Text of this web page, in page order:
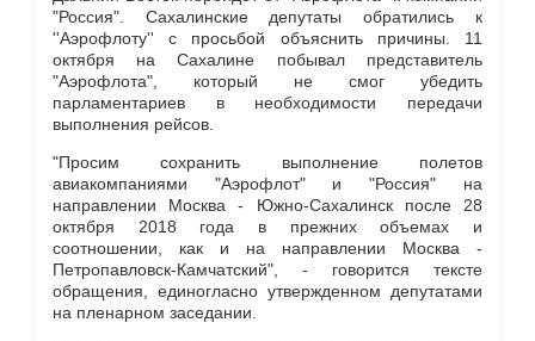
"Россия". Сахалинские депутаты обратились к
''Аэрофлоту'' с просьбой объяснить причины. 11
октября на Сахалине побывал представитель
"Аэрофлота", который не смог убедить
парламентариев в необходимости передачи
выполнения рейсов.
"Просим сохранить выполнение полетов
авиакомпаниями "Аэрофлот" и "Россия" на
направлении Москва - Южно-Сахалинск после 28
октября 2018 года в прежних объемах и
соотношении, как и на направлении Москва -
Петропавловск-Камчатский", - говорится тексте
обращения, единогласно утвержденном депутатами
на пленарном заседании.